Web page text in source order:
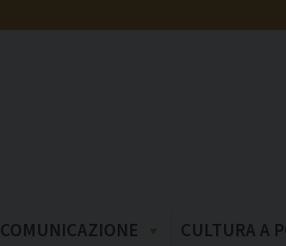
COMUNICAZIONE CULTURA A